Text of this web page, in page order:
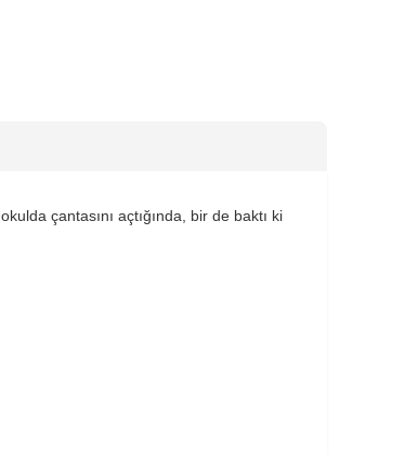
çantasını açtığında, bir de baktı ki